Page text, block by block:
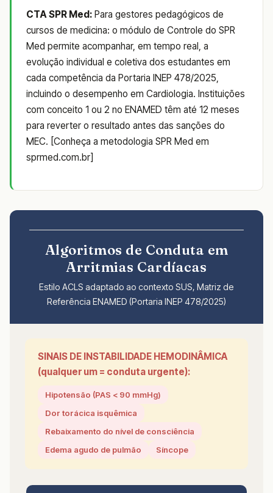
CTA SPR Med: Para gestores pedagógicos de
cursos de medicina: o módulo de Controle do SPR
Med permite acompanhar, em tempo real, a
evolução individual e coletiva dos estudantes em
cada competência da Portaria INEP 478/2025,
incluindo o desempenho em Cardiologia. Instituições
com conceito 1 ou 2 no ENAMED têm até 12 meses
para reverter o resultado antes das sanções do
MEC. [Conheça a metodologia SPR Med em
sprmed.com.br]
Algoritmos de Conduta em
Arritmias Cardíacas
Estilo ACLS adaptado ao contexto SUS, Matriz de
Referência ENAMED (Portaria INEP 478/2025)
SINAIS DE INSTABILIDADE HEMODINÂMICA
(qualquer um = conduta urgente):
Hipotensão (PAS < 90 mmHg)
Dor torácica isquêmica
Rebaixamento do nível de consciência
Edema agudo de pulmão
Síncope